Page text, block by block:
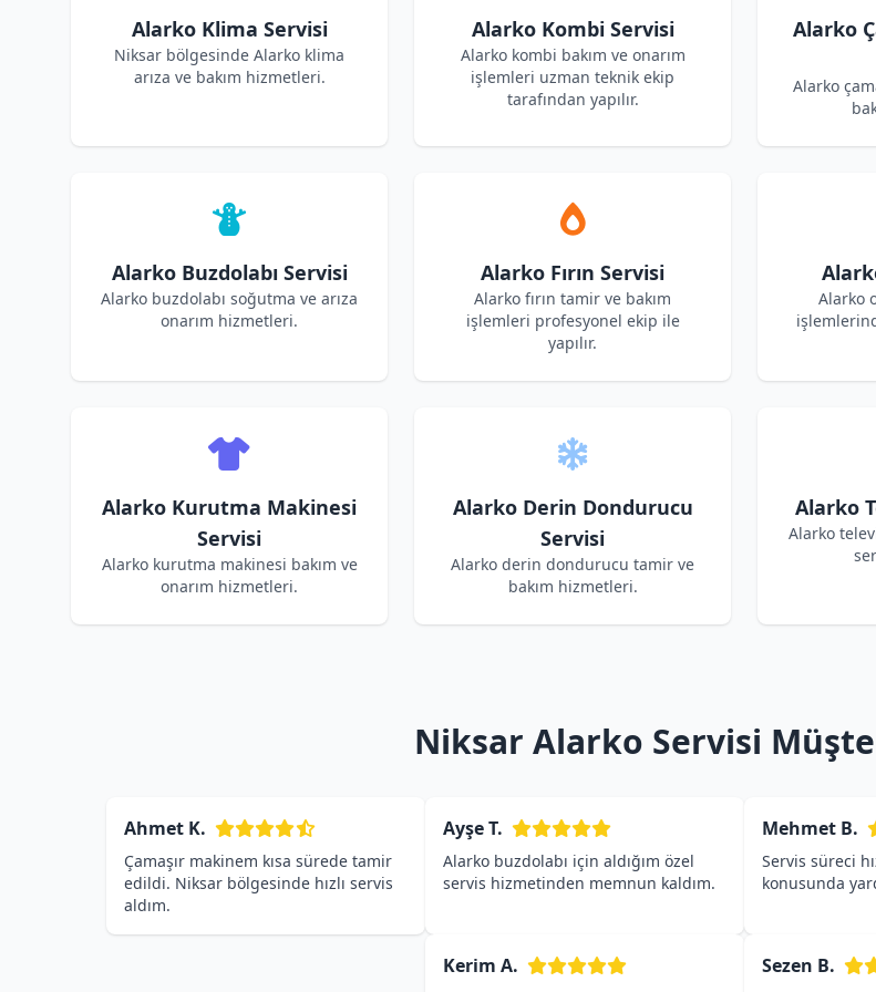
Alarko Klima Servisi
Niksar bölgesinde Alarko klima
arıza ve bakım hizmetleri.
Alarko Kombi Servisi
Alarko kombi bakım ve onarım
işlemleri uzman teknik ekip
tarafından yapılır.
Alarko
Alarko
Alarko Buzdolabı Servisi
Alarko buzdolabı soğutma ve arıza
onarım hizmetleri.
Alarko Fırın Servisi
Alarko fırın tamir ve bakım
işlemleri profesyonel ekip ile
yapılır.
Alarko
Alarko Kurutma Makinesi
Servisi
Alarko kurutma makinesi bakım ve
onarım hizmetleri.
Alarko Derin Dondurucu
Servisi
Alarko derin dondurucu tamir ve
bakım hizmetleri.
Alarko
Alarko
Niksar Alarko Servisi
Ahmet K.
Çamaşır makinem kısa sürede tamir
edildi. Niksar bölgesinde hızlı servis
aldım.
Ayşe T.
Alarko buzdolabı için aldığım özel
servis hizmetinden memnun kaldım.
Mehmet B.
Servis süreci
konusunda
Kerim A. Sezen B.